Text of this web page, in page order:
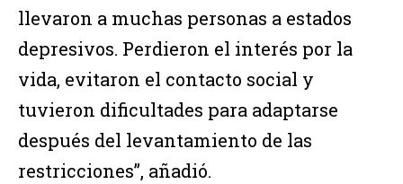
llevaron a muchas personas a estados
depresivos. Perdieron el interés por la
vida, evitaron el contacto social y
tuvieron dificultades para adaptarse
después del levantamiento de las
restricciones”, añadió.